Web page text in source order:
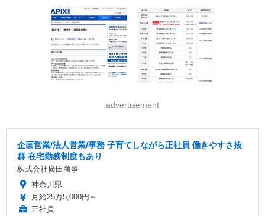
advertisement
企画営業/法人営業/事務 子育てしながら正社員 働きやすさ抜
群 在宅勤務制度もあり
株式会社廣田商事
神奈川県
月給25万5,000円～
正社員